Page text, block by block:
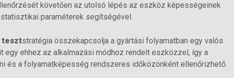
követően az utolsó lépés az eszköz képességeinek
paraméterek segítségével.
tesztstratégia összekapcsolja a gyártási folyamatban egy valós
egy ehhez az alkalmazási módhoz rendelt eszközzel, így a
és a folyamatképesség rendszeres időközönként ellenőrizhető.